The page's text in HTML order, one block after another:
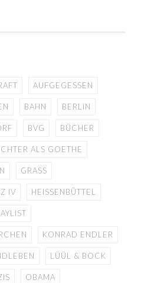
AUFGEGESSEN
BAHN BERLIN
BVG BÜCHER
ALS GOETHE
GRASS
IV HEISSENBÜTTEL
KONRAD ENDLER
LÜÜL & BOCK
OBAMA